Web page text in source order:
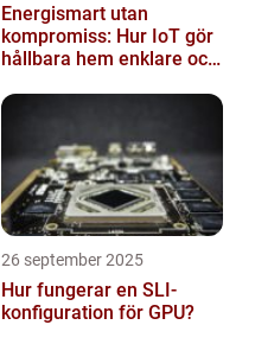
Energismart utan
kompromiss: Hur IoT gör
hållbara hem enklare och
26 september 2025
Hur fungerar en SLI-
konfiguration för GPU?